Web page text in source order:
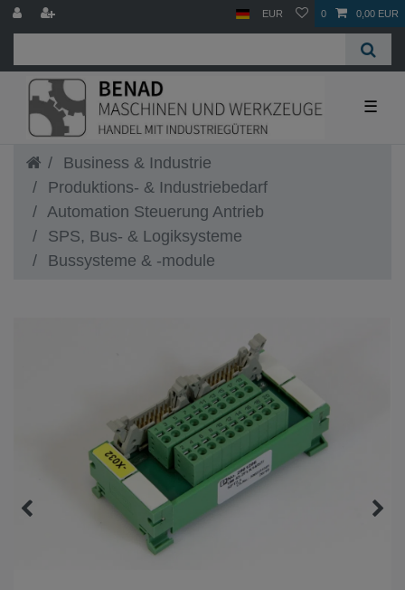
EUR 0 0,00 EUR
☰
Business & Industrie
Produktions- & Industriebedarf
Automation Steuerung Antrieb
SPS, Bus- & Logiksysteme
Bussysteme & -module